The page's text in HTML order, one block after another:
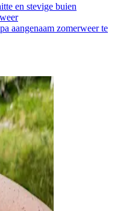
en stevige buien
aangenaam zomerweer te